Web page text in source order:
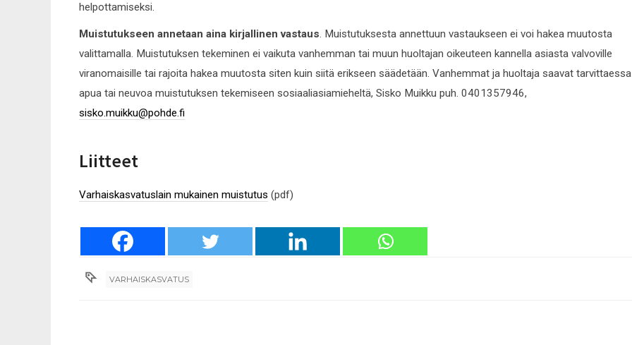
helpottamiseksi.
Muistutukseen annetaan aina kirjallinen vastaus. Muistutuksesta annettuun vastaukseen ei voi hakea muutosta
valittamalla. Muistutuksen tekeminen ei vaikuta vanhemman tai muun huoltajan oikeuteen kannella asiasta valvoville
viranomaisille tai rajoita hakea muutosta siten kuin siitä erikseen säädetään. Vanhemmat ja huoltaja saavat tarvittaessa
apua tai neuvoa muistutuksen tekemiseen sosiaaliasiamieheltä, Sisko Muikku puh. 0401357946,
sisko.muikku@pohde.fi
Liitteet
Varhaiskasvatuslain mukainen muistutus (pdf)
VARHAISKASVATUS